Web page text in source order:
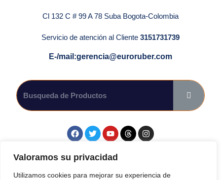
Valoramos su privacidad
Utilizamos cookies para mejorar su experiencia de
Cl 132 C # 99 A 78 Suba Bogota-Colombia
Servicio de atención al Cliente 3151731739
E-/mail:gerencia@euroruber.com